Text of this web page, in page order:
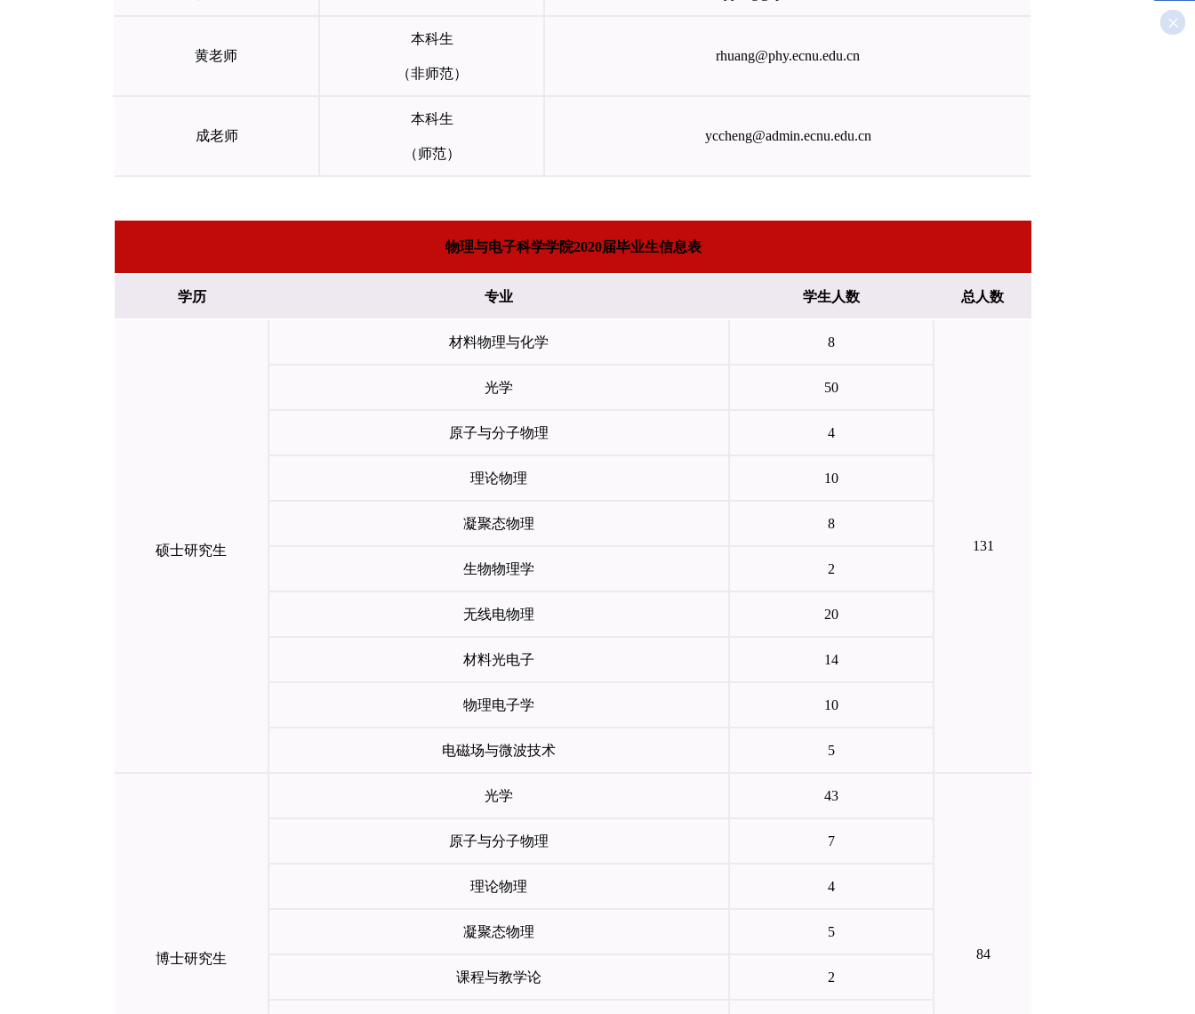
黄老师
本科生
（非师范）
rhuang@phy.ecnu.edu.cn
成老师
本科生
（师范）
yccheng@admin.ecnu.edu.cn
物理与电子科学学院2020届毕业生信息表
学历 专业 学生人数 总人数
硕士研究生
材料物理与化学 8
131
光学 50
原子与分子物理 4
理论物理 10
凝聚态物理 8
生物物理学 2
无线电物理 20
材料光电子 14
物理电子学 10
电磁场与微波技术 5
博士研究生
光学 43
84
原子与分子物理 7
理论物理 4
凝聚态物理 5
课程与教学论 2